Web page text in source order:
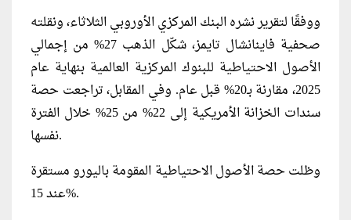
ووفقًا لتقرير نشره البنك المركزي الأوروبي الثلاثاء، ونقلته
صحفية فاينانشال تايمز، شكّل الذهب 27% من إجمالي
الأصول الاحتياطية للبنوك المركزية العالمية بنهاية عام
2025، مقارنة بـ20% قبل عام. وفي المقابل، تراجعت حصة
سندات الخزانة الأمريكية إلى 22% من 25% خلال الفترة
نفسها.
وظلت حصة الأصول الاحتياطية المقومة باليورو مستقرة
عند 15%.